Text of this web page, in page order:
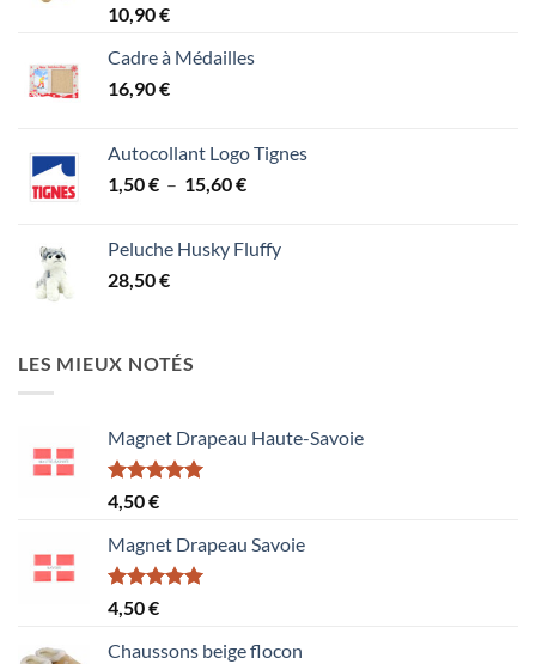
Note5.00
sur 5
10,90€
Cadre à Médailles
16,90€
Autocollant Logo Tignes
1,50€ – 15,60€Plage
1,50 €
Peluche Husky Fluffy
28,50€
LES MIEUX NOTÉS
Magnet Drapeau Haute-Savoie
Note5.00
sur 5
4,50€
Magnet Drapeau Savoie
Note5.00
sur 5
4,50€
Chaussons beige flocon